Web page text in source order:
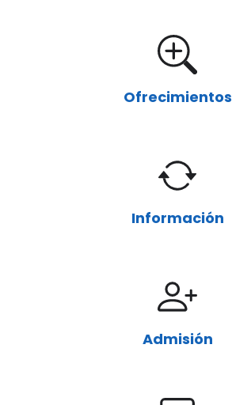
Ofrecimientos
Información
Admisión